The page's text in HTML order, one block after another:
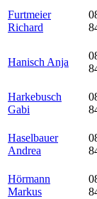
Furtmeier
Richard
Hanisch Anja
Harkebusch
Gabi
Haselbauer
Andrea
Hörmann
Markus